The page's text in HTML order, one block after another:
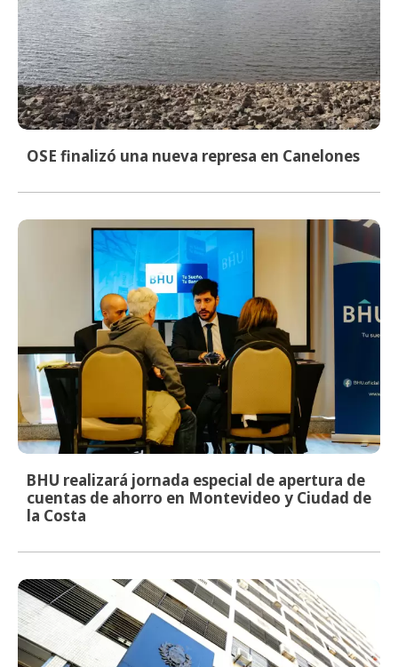
OSE finalizó una nueva represa en Canelones
BHU realizará jornada especial de apertura de
cuentas de ahorro en Montevideo y Ciudad de
la Costa